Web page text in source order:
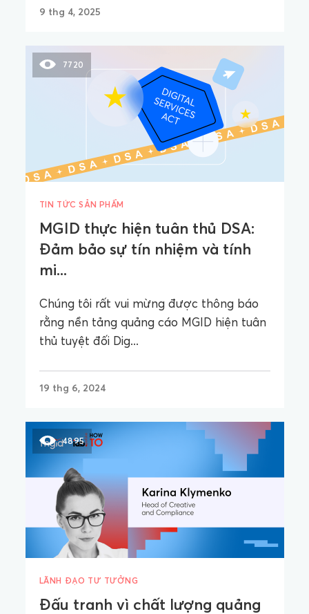
9 thg 4, 2025
7720
TIN TỨC SẢN PHẨM
MGID thực hiện tuân thủ DSA:
Đảm bảo sự tín nhiệm và tính
mi...
Chúng tôi rất vui mừng được thông báo
rằng nền tảng quảng cáo MGID hiện tuân
thủ tuyệt đối Dig...
19 thg 6, 2024
4895
LÃNH ĐẠO TƯ TƯỞNG
Đấu tranh vì chất lượng quảng